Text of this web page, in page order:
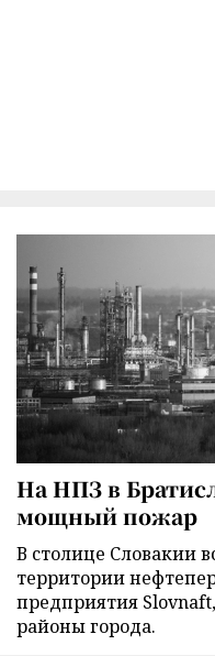
На НПЗ в
мощный пожар
В столице Словакии
территории
предприятия
районы города.